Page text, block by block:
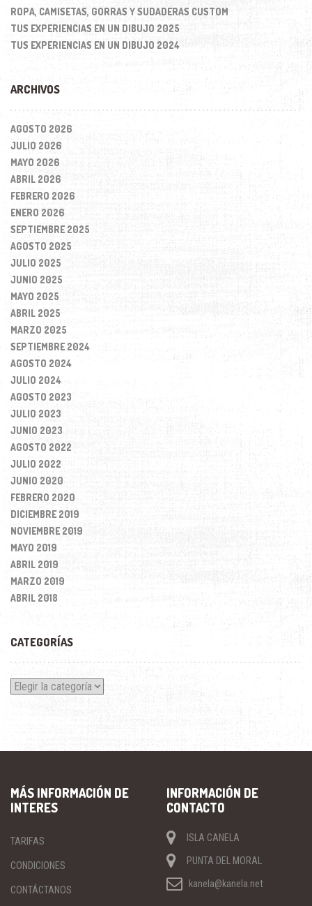
ROPA, CAMISETAS, GORRAS Y SUDADERAS CUSTOM
TUS EXPERIENCIAS EN UN DIBUJO 2025
TUS EXPERIENCIAS EN UN DIBUJO 2024
ARCHIVOS
AGOSTO 2026
JULIO 2026
MAYO 2026
ABRIL 2026
FEBRERO 2026
ENERO 2026
SEPTIEMBRE 2025
AGOSTO 2025
JULIO 2025
JUNIO 2025
MAYO 2025
ABRIL 2025
MARZO 2025
SEPTIEMBRE 2024
AGOSTO 2024
JULIO 2024
AGOSTO 2023
JULIO 2023
JUNIO 2023
AGOSTO 2022
JULIO 2022
JUNIO 2020
FEBRERO 2020
DICIEMBRE 2019
NOVIEMBRE 2019
MAYO 2019
ABRIL 2019
MARZO 2019
ABRIL 2018
CATEGORÍAS
Categorías
MÁS INFORMACIÓN DE
INTERES
TARIFAS
CONDICIONES
CONTÁCTANOS
INFORMACIÓN DE
CONTACTO
ISLA CANELA
PUNTA DEL MORAL
kanela@kanela.net